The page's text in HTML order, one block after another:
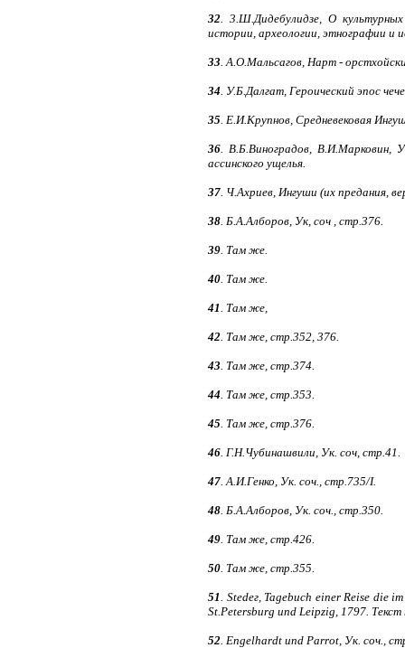
32 . 3.Ш.Дидебулидзе, О
истории, археологии, этнографии и
33 . А.О.Мальсагов, Нарт -
34 . У.Б.Далгат, Героический эпос
35 . Е.И.Крупнов, Средневековая
36 . В.Б.Виноградов, В.И.Марковин,
ассинского ущелья.
37 . Ч.Ахриев, Ингуши (их предания,
38 . Б.А.Алборов, Ук, соч , стр.376.
39 . Там же.
40 . Там же.
41 . Там же,
42 . Там же, стр.352, 376.
43 . Там же, стр.374.
44 . Там же, стр.353.
45 . Там же, стр.376.
46 . Г.Н.Чубинашвили, Ук. соч, стр.41.
47 . А.И.Генко, Ук. соч., стр.735/I.
48 . Б.А.Алборов, Ук. соч., стр.350.
49 . Там же, стр.426.
50 . Там же, стр.355.
51 . Stеdег, Tagebuch einer Reise die
St.Petersburg und Leipzig, 1797.
52 . Engelhardt und Parrot, Ук. соч.,